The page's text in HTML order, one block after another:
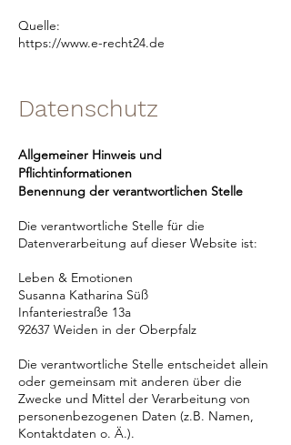
Quelle:
https://www.e-recht24.de
Datenschutz
Allgemeiner Hinweis und
Pflichtinformationen
Benennung der verantwortlichen Stelle
Die verantwortliche Stelle für die
Datenverarbeitung auf dieser Website ist:
Leben & Emotionen
Susanna Katharina Süß
Infanteriestraße 13a
92637 Weiden in der Oberpfalz
Die verantwortliche Stelle entscheidet allein
oder gemeinsam mit anderen über die
Zwecke und Mittel der Verarbeitung von
personenbezogenen Daten (z.B. Namen,
Kontaktdaten o. Ä.).